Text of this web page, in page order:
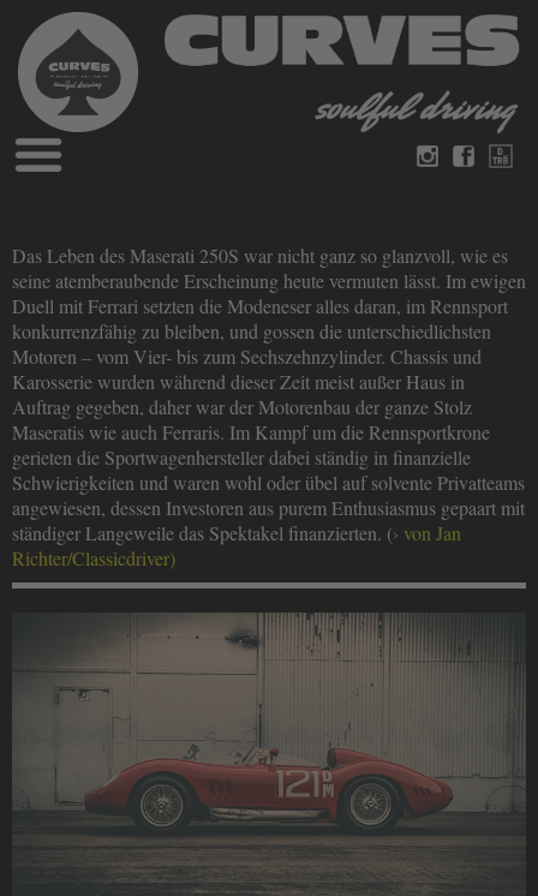
Magazine
Bücher
Videos
über Curves
Impressum
Datenschutz
Kontakt
Das Leben des Maserati 250S war nicht ganz so glanzvoll, wie es
seine atemberaubende Erscheinung heute vermuten lässt. Im ewigen
Duell mit Ferrari setzten die Modeneser alles daran, im Rennsport
konkurrenzfähig zu bleiben, und gossen die unterschiedlichsten
Motoren – vom Vier- bis zum Sechszehnzylinder. Chassis und
Karosserie wurden während dieser Zeit meist außer Haus in
Auftrag gegeben, daher war der Motorenbau der ganze Stolz
Maseratis wie auch Ferraris. Im Kampf um die Rennsportkrone
gerieten die Sportwagenhersteller dabei ständig in finanzielle
Schwierigkeiten und waren wohl oder übel auf solvente Privatteams
angewiesen, dessen Investoren aus purem Enthusiasmus gepaart mit
ständiger Langeweile das Spektakel finanzierten. ( von Jan
Richter/Classicdriver)